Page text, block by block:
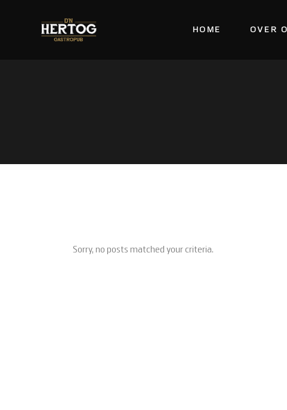
HOME OVER
Sorry, no posts matched your criteria.